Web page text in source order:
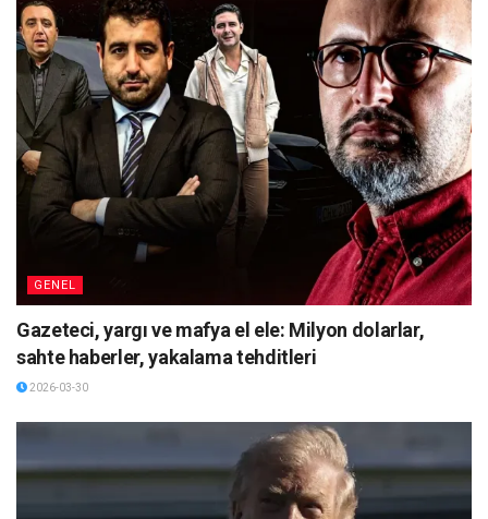
GENEL
Gazeteci, yargı ve mafya el ele: Milyon dolarlar,
sahte haberler, yakalama tehditleri
2026-03-30